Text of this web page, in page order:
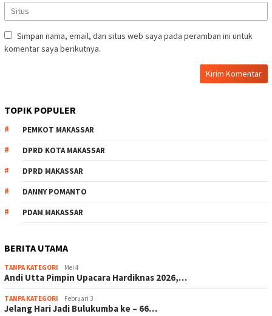
Simpan nama, email, dan situs web saya pada peramban ini untuk
komentar saya berikutnya.
TOPIK POPULER
PEMKOT MAKASSAR
DPRD KOTA MAKASSAR
DPRD MAKASSAR
DANNY POMANTO
PDAM MAKASSAR
BERITA UTAMA
TANPA KATEGORI Mei 4
Andi Utta Pimpin Upacara Hardiknas 2026,…
TANPA KATEGORI Februari 3
Jelang Hari Jadi Bulukumba ke – 66…